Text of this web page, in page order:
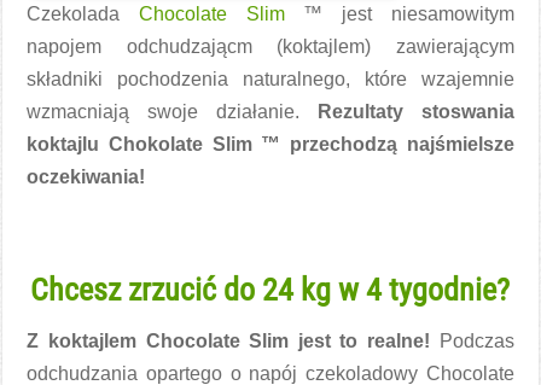
Czekolada Chocolate Slim™ jest niesamowitym
napojem odchudzającm (koktajlem) zawierającym
składniki pochodzenia naturalnego, które wzajemnie
wzmacniają swoje działanie.
Rezultaty stoswania
koktajlu Chokolate Slim ™ przechodzą najśmielsze
oczekiwania!
Chcesz zrzucić do 24 kg w 4 tygodnie?
Z koktajlem Chocolate Slim jest to realne! Podczas
odchudzania opartego o napój czekoladowy Chocolate